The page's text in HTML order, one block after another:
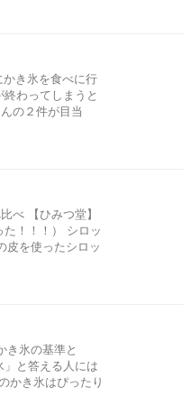
かき氷を食べに行
わってしまうと
の２件が目当
べ 【ひみつ堂】
！！！） シロッ
皮を使ったシロッ
き氷の基準と
」と答える人には
かき氷はぴったり